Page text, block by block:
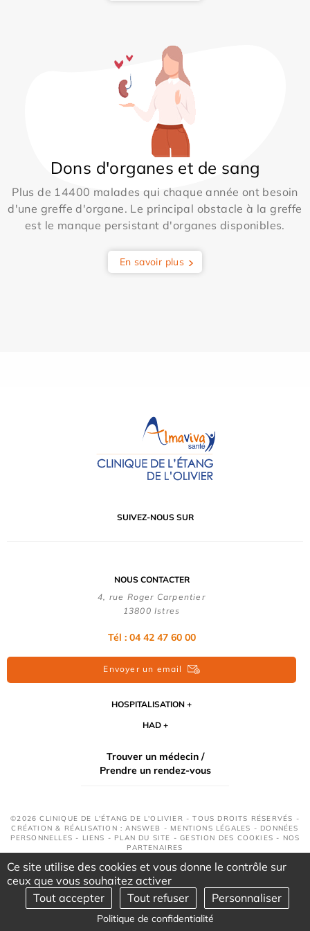
Dons d'organes et de sang
Plus de 14400 malades qui chaque année ont besoin
d'une greffe d'organe. Le principal obstacle à la greffe
est le manque persistant d'organes disponibles.
En savoir plus
SUIVEZ-NOUS SUR
NOUS CONTACTER
4, rue Roger Carpentier
13800 Istres
Tél : 04 42 47 60 00
Envoyer un email
HOSPITALISATION
HAD
Trouver un médecin /
Prendre un rendez-vous
©2026 CLINIQUE DE L'ÉTANG DE L'OLIVIER - TOUS DROITS RÉSERVÉS -
CRÉATION & RÉALISATION : ANSWEB - MENTIONS LÉGALES - DONNÉES
PERSONNELLES - LIENS - PLAN DU SITE -GESTION DES COOKIES - NOS
PARTENAIRES
Ce site utilise des cookies et vous donne le contrôle sur
ceux que vous souhaitez activer
Tout accepter
Tout refuser Personnaliser
Politique de confidentialité